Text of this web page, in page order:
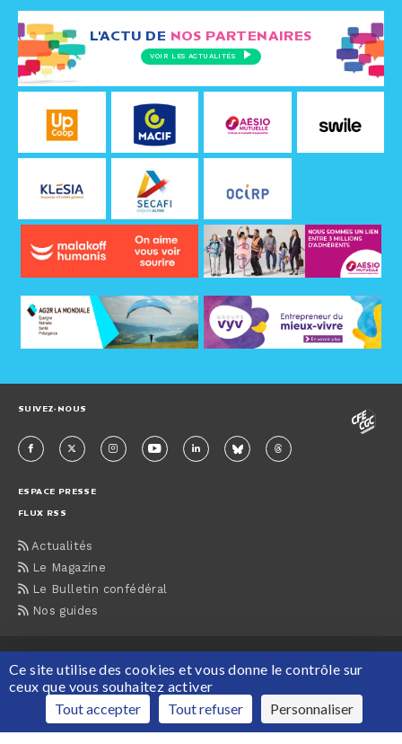
L'ACTU DE NOS PARTENAIRES
VOIR LES ACTUALITÉS
SUIVEZ-NOUS
ESPACE PRESSE
FLUX RSS
Actualités
Le Magazine
Le Bulletin confédéral
Nos guides
PROTECTION DES DONNÉES PERSONNELLES
Maison de la CFE-CGC, 63 rue du Rocher, 75008 Paris Tél : 01 55 30 12 12
Ce site utilise des cookies et vous donne le contrôle sur
ceux que vous souhaitez activer
Tout accepter
Tout refuser Personnaliser